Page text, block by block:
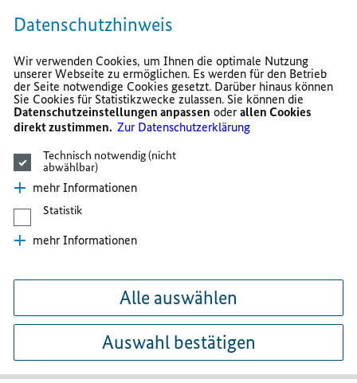
Datenschutzhinweis
Wir verwenden Cookies, um Ihnen die optimale Nutzung
unserer Webseite zu ermöglichen. Es werden für den Betrieb
der Seite notwendige Cookies gesetzt. Darüber hinaus können
Sie Cookies für Statistikzwecke zulassen. Sie können die
Datenschutzeinstellungen anpassen oderallen Cookies
direkt zustimmen.Zur Datenschutzerklärung
Technisch notwendig (nicht
abwählbar)
mehr Informationen
Statistik
mehr Informationen
Alle auswählen
Auswahl bestätigen